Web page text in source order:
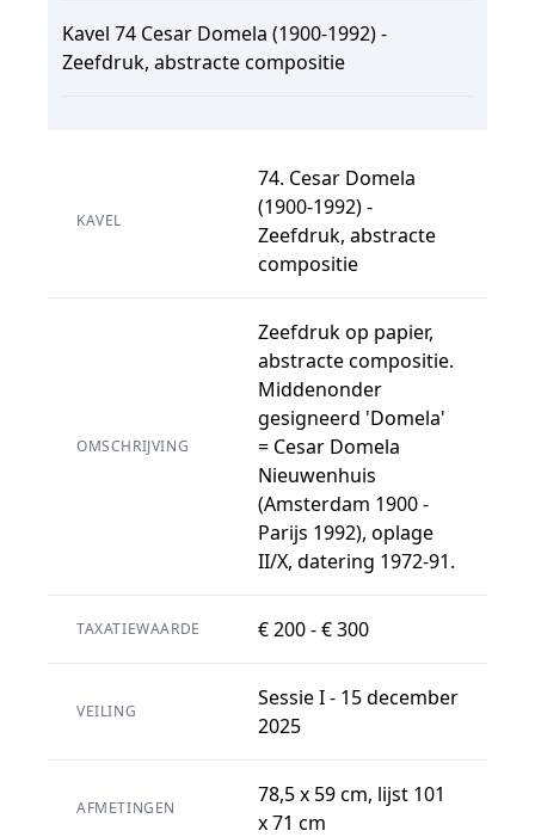
Kavel 74 Cesar Domela (1900-1992) -
Zeefdruk, abstracte compositie
KAVEL
74. Cesar Domela
(1900-1992) -
Zeefdruk, abstracte
compositie
OMSCHRIJVING
Zeefdruk op papier,
abstracte compositie.
Middenonder
gesigneerd 'Domela'
= Cesar Domela
Nieuwenhuis
(Amsterdam 1900 -
Parijs 1992), oplage
II/X, datering 1972-91.
TAXATIEWAARDE € 200 - € 300
VEILING
Sessie I - 15 december
2025
AFMETINGEN
78,5 x 59 cm, lijst 101
x 71 cm